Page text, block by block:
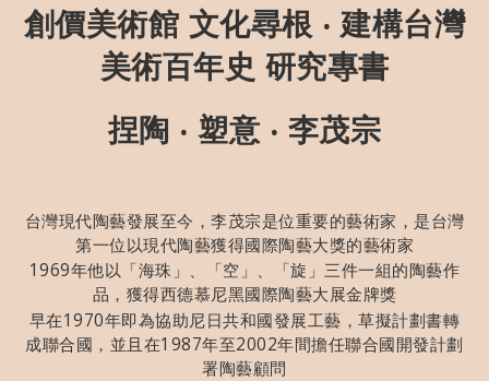
創價美術館 文化尋根 ‧ 建構台灣
美術百年史 研究專書
捏陶 ‧ 塑意 ‧ 李茂宗
台灣現代陶藝發展至今，李茂宗是位重要的藝術家，是台灣
第一位以現代陶藝獲得國際陶藝大獎的藝術家
1969年他以「海珠」、「空」、「旋」三件一組的陶藝作
品，獲得西德慕尼黑國際陶藝大展金牌獎
早在1970年即為協助尼日共和國發展工藝，草擬計劃書轉
成聯合國，並且在1987年至2002年間擔任聯合國開發計劃
署陶藝顧問